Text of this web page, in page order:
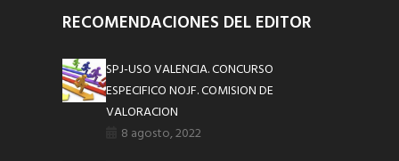
RECOMENDACIONES DEL EDITOR
SPJ-USO VALENCIA. CONCURSO
ESPECIFICO NOJF. COMISION DE
VALORACION
8 agosto, 2022